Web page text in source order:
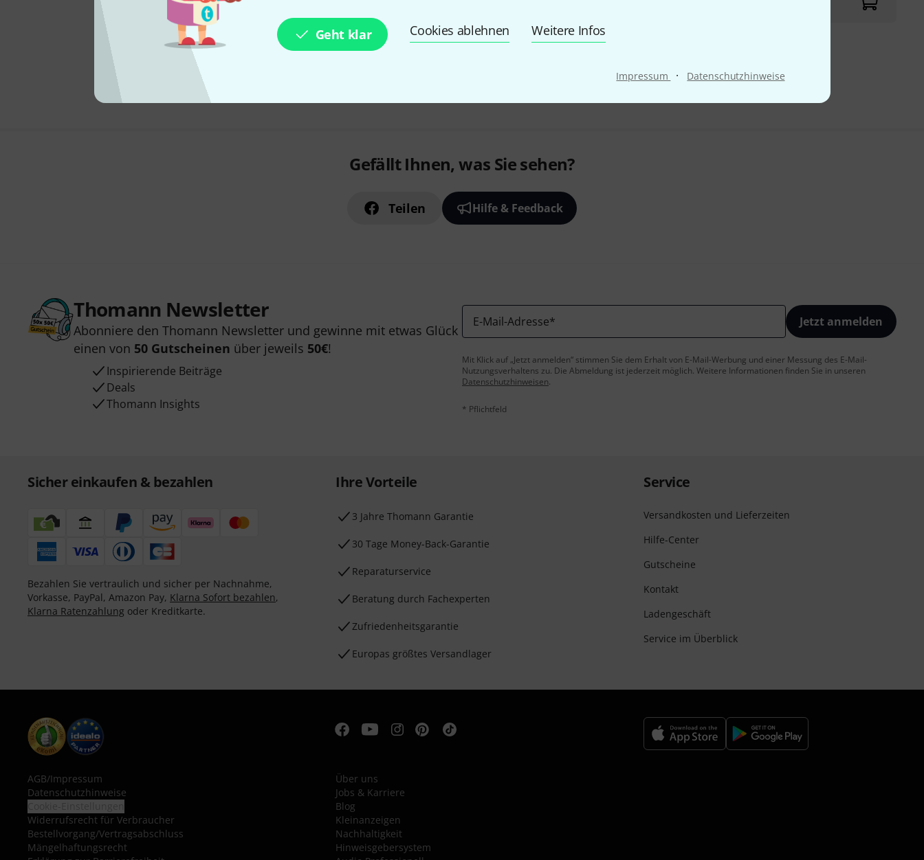
Geht klar Cookies ablehnen Weitere Infos
Impressum · Datenschutzhinweise
Gefällt Ihnen, was Sie sehen?
Teilen Hilfe & Feedback
Thomann Newsletter
Abonniere den Thomann Newsletter und gewinne mit etwas Glück
einen von 50 Gutscheinen über jeweils 50€!
Inspirierende Beiträge
Deals
Thomann Insights
E-Mail-Adresse* Jetzt anmelden
Mit Klick auf „Jetzt anmelden“ stimmen Sie dem Erhalt von E-Mail-Werbung und einer Messung des E-Mail-
Nutzungsverhaltens zu. Die Abmeldung ist jederzeit möglich. Weitere Informationen finden Sie in unseren
Datenschutzhinweisen.
* Pflichtfeld
Sicher einkaufen & bezahlen
Bezahlen Sie vertraulich und sicher per Nachnahme,
Vorkasse, PayPal, Amazon Pay, Klarna Sofort bezahlen,
Klarna Ratenzahlung oder Kreditkarte.
Ihre Vorteile
3 Jahre Thomann Garantie
30 Tage Money-Back-Garantie
Reparaturservice
Beratung durch Fachexperten
Zufriedenheitsgarantie
Europas größtes Versandlager
Service
Versandkosten und Lieferzeiten
Hilfe-Center
Gutscheine
Kontakt
Ladengeschäft
Service im Überblick
AGB/Impressum
Datenschutzhinweise
Widerrufsrecht für Verbraucher
Bestellvorgang/Vertragsabschluss
Mängelhaftungsrecht
Über uns
Jobs & Karriere
Blog
Kleinanzeigen
Nachhaltigkeit
Hinweisgebersystem